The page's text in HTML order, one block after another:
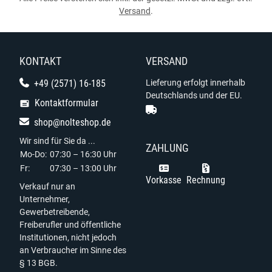
Versand.
KONTAKT
+49 (2571) 16-185
Kontaktformular
shop@nolteshop.de
Wir sind für Sie da ...
Mo-Do: 07:30 – 16:30 Uhr
Fr:
07:30 – 13:00 Uhr
Verkauf nur an
Unternehmer,
Gewerbetreibende,
Freiberufler und öffentliche
Institutionen, nicht jedoch
an Verbraucher im Sinne des
§ 13 BGB.
VERSAND
Lieferung erfolgt innerhalb
Deutschlands und der EU.
ZAHLUNG
Vorkasse Rechnung